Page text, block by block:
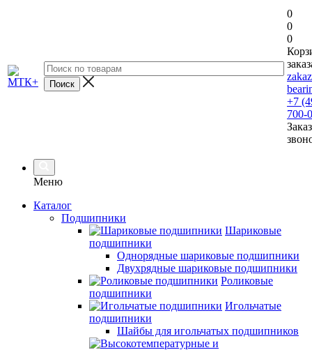
0
0
0
+7
700-
Меню
Каталог
Подшипники
Шариковые
подшипники
Однорядные шариковые подшипники
Двухрядные шариковые подшипники
Роликовые
подшипники
Игольчатые
подшипники
Шайбы для игольчатых подшипников